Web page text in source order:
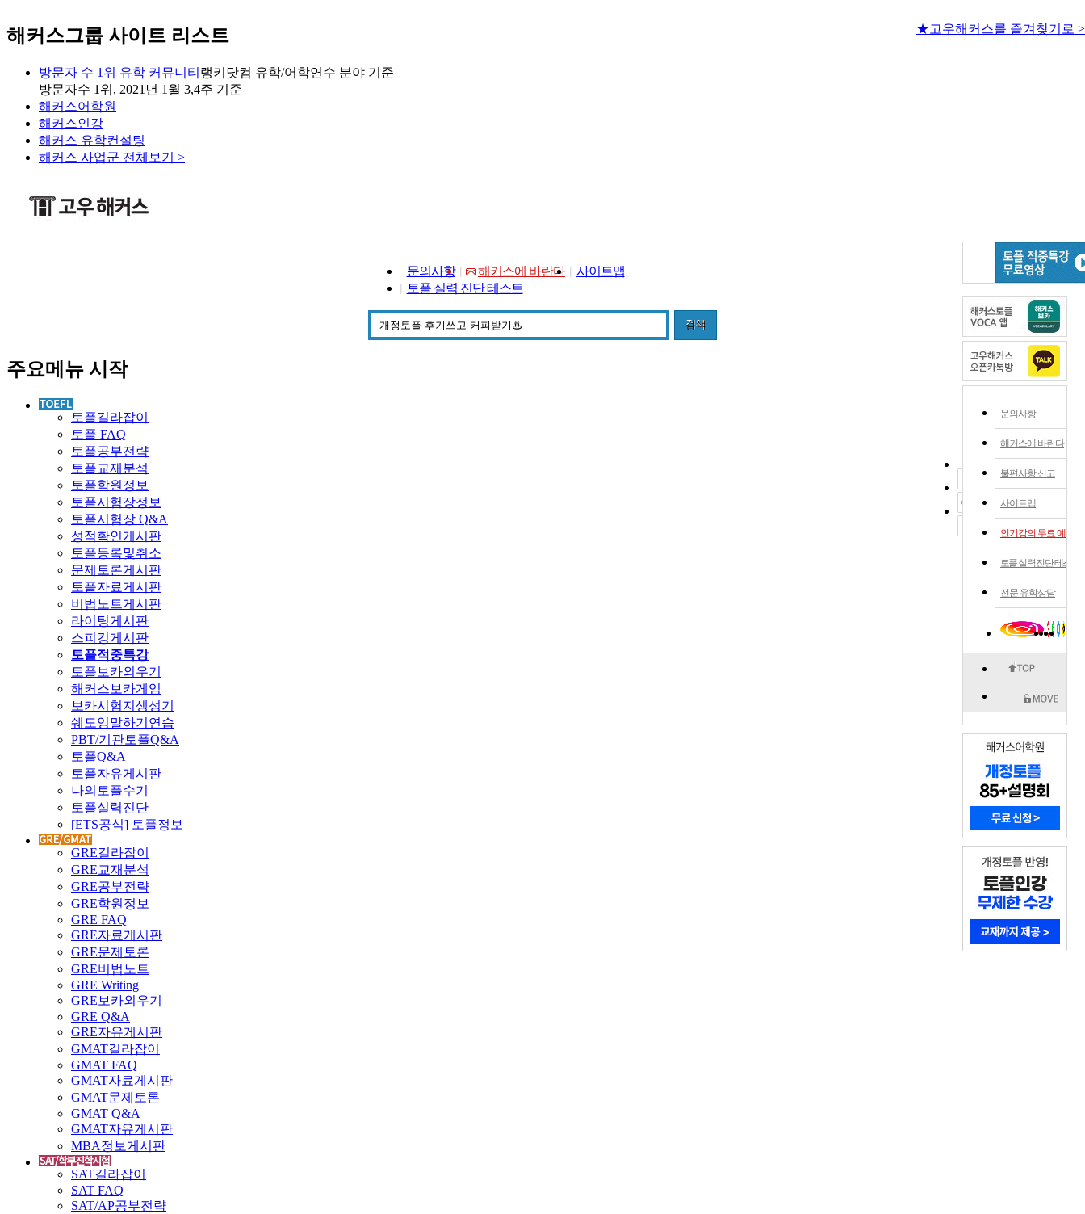
해커스그룹 사이트 리스트
방문자 수 1위 유학 커뮤니티 랭키닷컴 유학/어학연수 분야 기준
방문자수 1위, 2021년 1월 3,4주 기준
해커스어학원
해커스인강
해커스 유학컨설팅
해커스 사업군 전체보기 >
문의사항 해커스에 바란다
사이트맵
토플 실력 진단 테스트
★고우해커스를 즐겨찾기로 >
검색
주요메뉴 시작
토플길라잡이
토플 FAQ
토플공부전략
토플교재분석
토플학원정보
토플시험장정보
토플시험장 Q&A
성적확인게시판
토플등록및취소
문제토론게시판
토플자료게시판
비법노트게시판
라이팅게시판
스피킹게시판
토플적중특강
토플보카외우기
해커스보카게임
보카시험지생성기
쉐도잉말하기연습
PBT/기관토플Q&A
토플Q&A
토플자유게시판
나의토플수기
토플실력진단
[ETS공식] 토플정보
GRE길라잡이
GRE교재분석
GRE공부전략
GRE학원정보
GRE FAQ
GRE자료게시판
GRE문제토론
GRE비법노트
GRE Writing
GRE보카외우기
GRE Q&A
GRE자유게시판
GMAT길라잡이
GMAT FAQ
GMAT자료게시판
GMAT문제토론
GMAT Q&A
GMAT자유게시판
MBA정보게시판
SAT길라잡이
SAT FAQ
SAT/AP공부전략
문의사항
해커스에 바란다
불편사항 신고
사이트맵
인기강의 무료 예약
토플 실력 진단 테스트
전문 유학상담